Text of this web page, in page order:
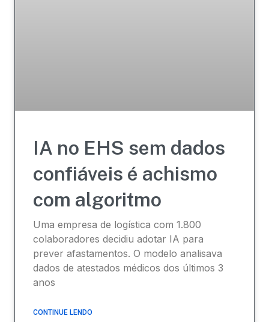
IA no EHS sem dados
confiáveis é achismo
com algoritmo
Uma empresa de logística com 1.800
colaboradores decidiu adotar IA para
prever afastamentos. O modelo analisava
dados de atestados médicos dos últimos 3
anos
CONTINUE LENDO